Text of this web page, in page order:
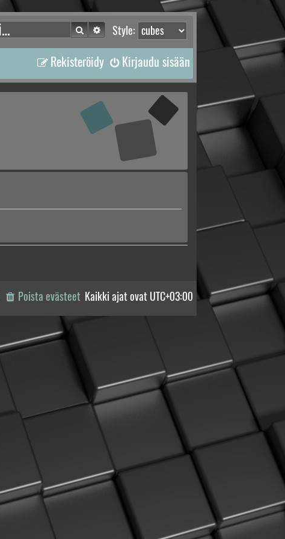
Style:
Etsi Tarkennettu haku
Kirjaudu sisään
Rekisteröidy
Kaikki ajat ovat UTC+03:00
Poista evästeet